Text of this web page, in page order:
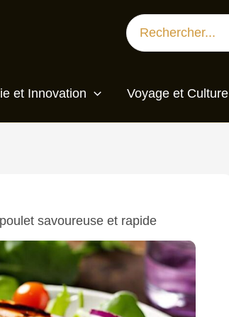
Search
for:
et Innovation Voyage et Culture
savoureuse et rapide